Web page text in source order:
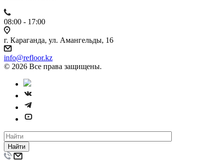
08:00 - 17:00
г. Караганда, ул. Амангельды, 16
info@refloor.kz
© 2026 Все права защищены.
Найти